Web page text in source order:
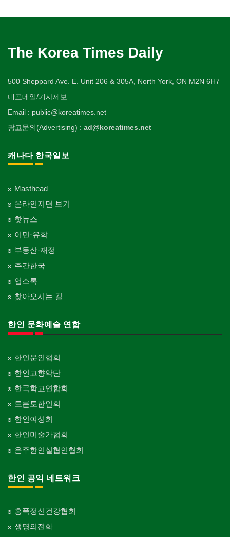
The Korea Times Daily
500 Sheppard Ave. E. Unit 206 & 305A, North York, ON M2N 6H7
대표메일/기사제보
Email : public@koreatimes.net
광고문의(Advertising) : ad@koreatimes.net
캐나다 한국일보
Masthead
온라인지면 보기
핫뉴스
이민·유학
부동산·재정
주간한국
업소록
찾아오시는 길
한인 문화예술 연합
한인문인협회
한인교향악단
한국학교연합회
토론토한인회
한인여성회
한인미술가협회
온주한인실협인협회
한인 공익 네트워크
홍푹정신건강협회
생명의전화